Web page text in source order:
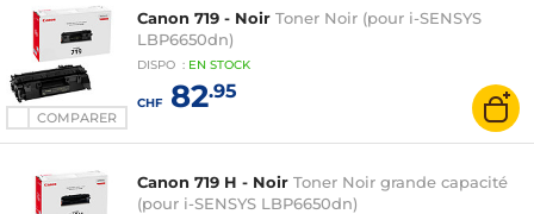
COMPARER
Canon 719 - Noir Toner Noir (pour i-SENSYS
LBP6650dn)
DISPO : EN STOCK
CHF82.95
Canon 719 H - Noir Toner Noir grande capacité
(pour i-SENSYS LBP6650dn)